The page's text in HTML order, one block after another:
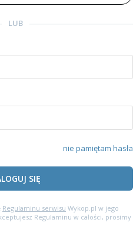
LUB
nie pamiętam hasła
SIĘ
Regulaminu serwisu Wykop.pl w jego
Regulaminu w całości, prosimy